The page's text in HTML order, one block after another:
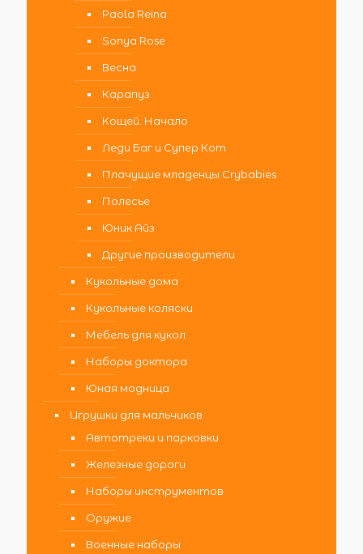
Paola Reina
Sonya Rose
Весна
Карапуз
Кощей. Начало
Леди Баг и Супер Кот
Плачущие младенцы Crybabies
Полесье
Юник Айз
Другие производители
Кукольные дома
Кукольные коляски
Мебель для кукол
Наборы доктора
Юная модница
Игрушки для мальчиков
Автотреки и парковки
Железные дороги
Наборы инструментов
Оружие
Военные наборы